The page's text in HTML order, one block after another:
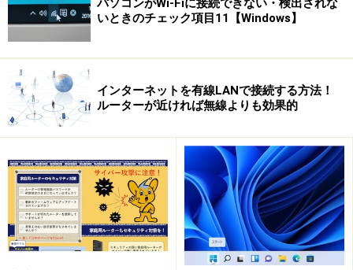
いときのチェック項目11【Windows】
インターネットを有線LANで接続する方法！
ルーターが近ければ無線よりも効果的